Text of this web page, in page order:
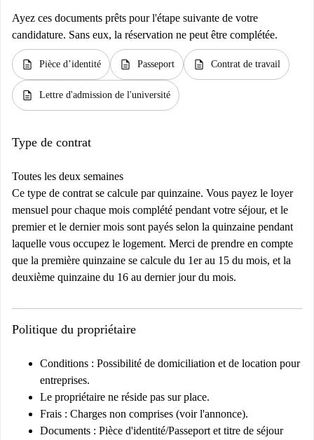
Ayez ces documents prêts pour l'étape suivante de votre
candidature. Sans eux, la réservation ne peut être complétée.
description Pièce d’identité description Passeport description Contrat de travail
description Lettre d'admission de l'université
Type de contrat
Toutes les deux semaines
Ce type de contrat se calcule par quinzaine. Vous payez le loyer
mensuel pour chaque mois complété pendant votre séjour, et le
premier et le dernier mois sont payés selon la quinzaine pendant
laquelle vous occupez le logement. Merci de prendre en compte
que la première quinzaine se calcule du 1er au 15 du mois, et la
deuxième quinzaine du 16 au dernier jour du mois.
Politique du propriétaire
Conditions : Possibilité de domiciliation et de location pour
entreprises.
Le propriétaire ne réside pas sur place.
Frais : Charges non comprises (voir l'annonce).
Documents : Pièce d'identité/Passeport et titre de séjour